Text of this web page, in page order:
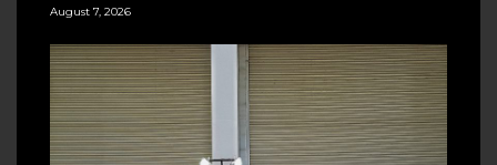
August 7, 2026